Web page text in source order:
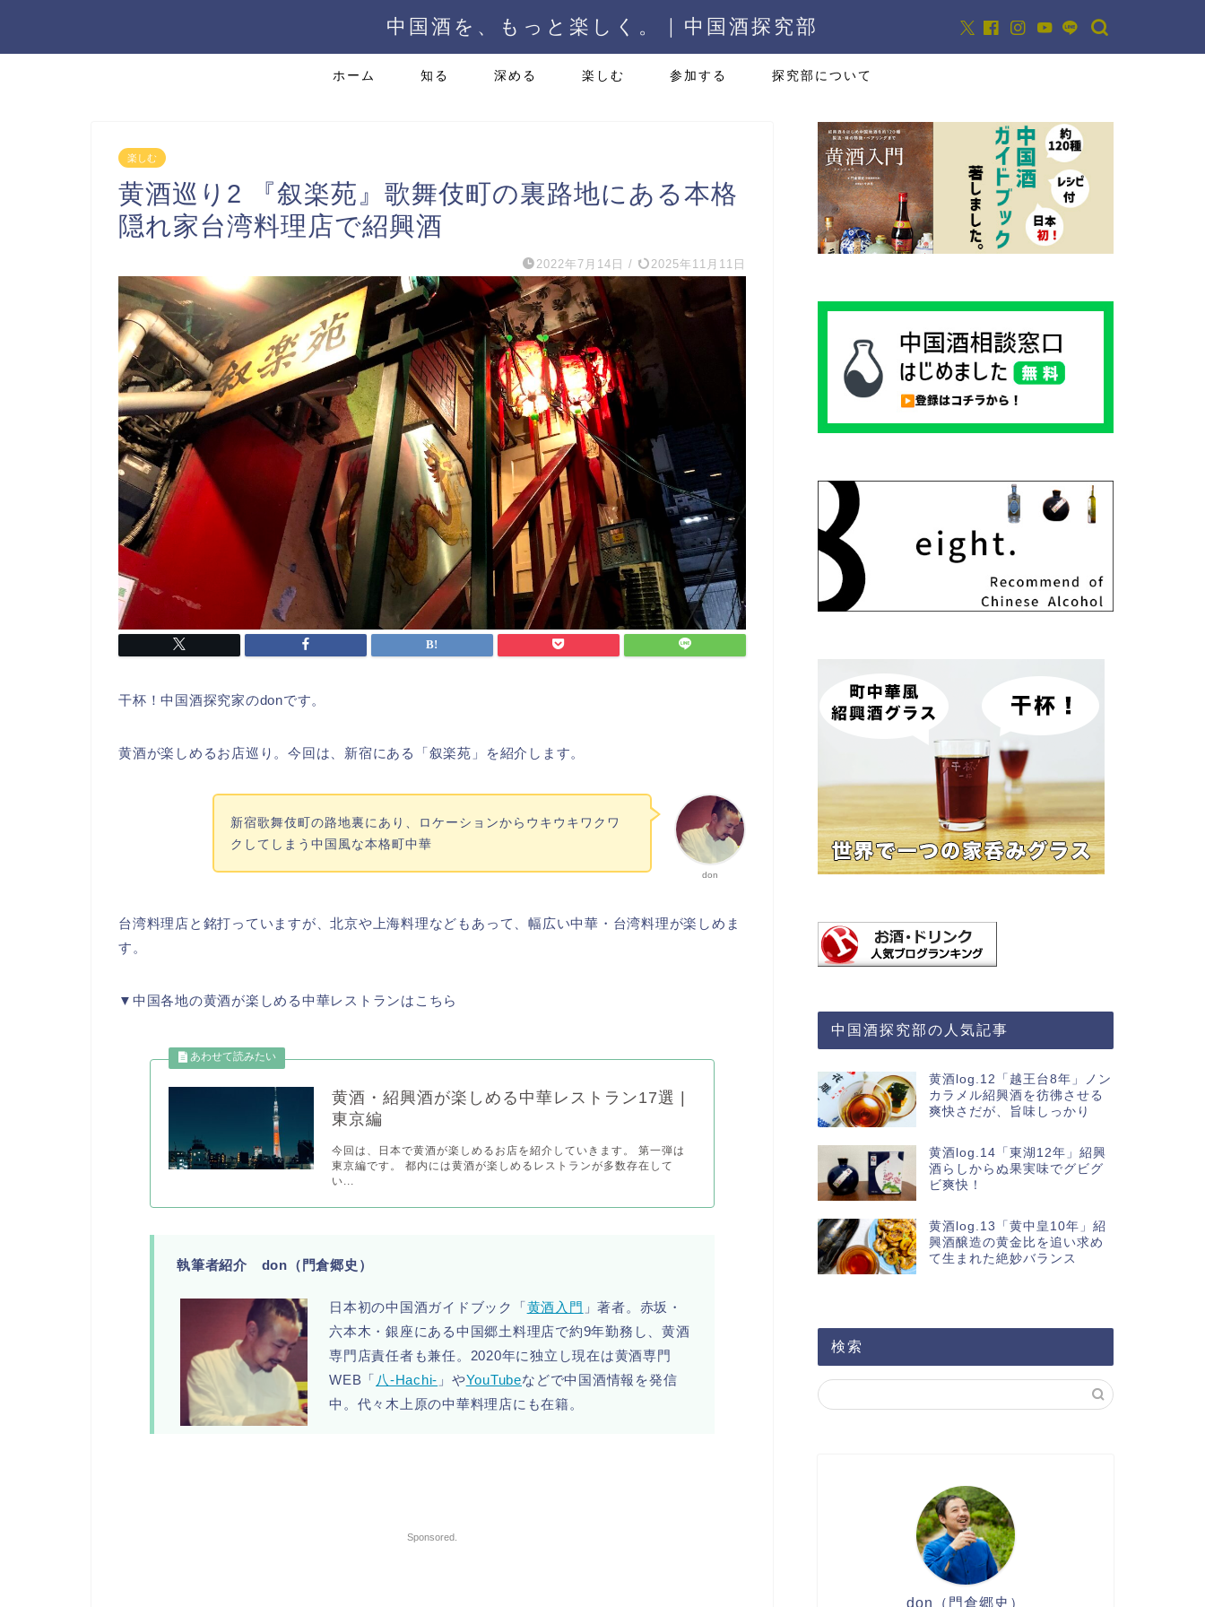
中国酒を、もっと楽しく。 | 中国酒探究部
ホーム 知る 深める 楽しむ 参加する 探究部について
楽しむ
黄酒巡り2 『叙楽苑』歌舞伎町の裏路地にある本格
隠れ家台湾料理店で紹興酒
2022年7月14日 / 2025年11月11日
干杯！中国酒探究家のdonです。
黄酒が楽しめるお店巡り。今回は、新宿にある「叙楽苑」を紹介します。
don
新宿歌舞伎町の路地裏にあり、ロケーションからウキウキワクワ
クしてしまう中国風な本格町中華
台湾料理店と銘打っていますが、北京や上海料理などもあって、幅広い中華・台湾料理が楽しめま
す。
▼中国各地の黄酒が楽しめる中華レストランはこちら
黄酒・紹興酒が楽しめる中華レストラン17選 |
東京編
今回は、日本で黄酒が楽しめるお店を紹介していきます。 第一弾は
東京編です。 都内には黄酒が楽しめるレストランが多数存在して
い...
執筆者紹介 don（門倉郷史）
日本初の中国酒ガイドブック「黄酒入門 」著者。赤坂・
六本木・銀座にある中国郷土料理店で約9年勤務し、黄酒
専門店責任者も兼任。2020年に独立し現在は黄酒専門
WEB「 八-Hachi- 」やYouTubeなどで中国酒情報を発信
中。代々木上原の中華料理店にも在籍。
Sponsored.
中国酒探究部の人気記事
黄酒log.12「越王台8年」ノン
カラメル紹興酒を彷彿させる
爽快さだが、旨味しっかり
黄酒log.14「東湖12年」紹興
酒らしからぬ果実味でグビグ
ビ爽快！
黄酒log.13「黄中皇10年」紹
興酒醸造の黄金比を追い求め
て生まれた絶妙バランス
検索
don（門倉郷史）